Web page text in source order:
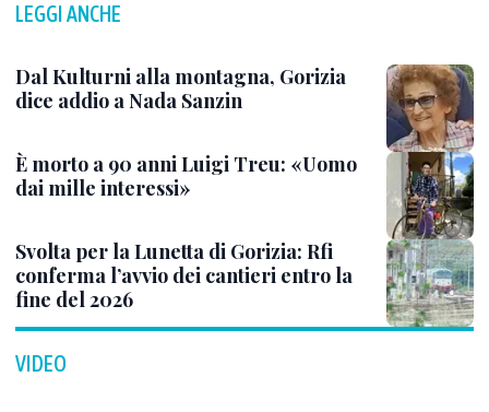
LEGGI ANCHE
Dal Kulturni alla montagna, Gorizia
dice addio a Nada Sanzin
È morto a 90 anni Luigi Treu: «Uomo
dai mille interessi»
Svolta per la Lunetta di Gorizia: Rfi
conferma l’avvio dei cantieri entro la
fine del 2026
VIDEO